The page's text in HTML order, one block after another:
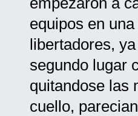
equipos en
libertadores,
segundo lugar
quitandose las
cuello,